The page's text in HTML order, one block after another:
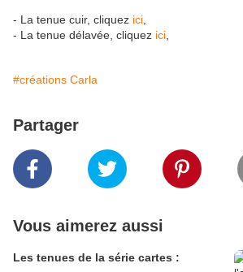
- La tenue cuir, cliquez ici
- La tenue délavée, cliquez ici
#créations Carla
Partager
Vous aimerez aussi
Les tenues de la série cartes :